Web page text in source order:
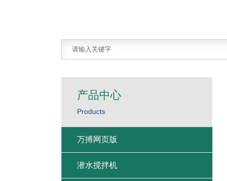
产品中心
Products
万搏网页版
潜水搅拌机